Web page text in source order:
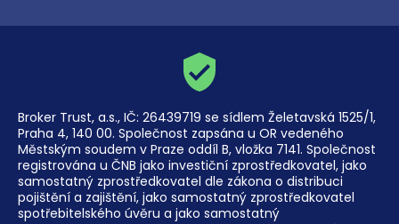
Broker Trust, a.s., IČ: 26439719 se sídlem Želetavská 1525/1,
Praha 4, 140 00. Společnost zapsána u OR vedeného
Městským soudem v Praze oddíl B, vložka 7141. Společnost
registrována u ČNB jako investiční zprostředkovatel, jako
samostatný zprostředkovatel dle zákona o distribuci
pojištění a zajištění, jako samostatný zprostředkovatel
spotřebitelského úvěru a jako samostatný